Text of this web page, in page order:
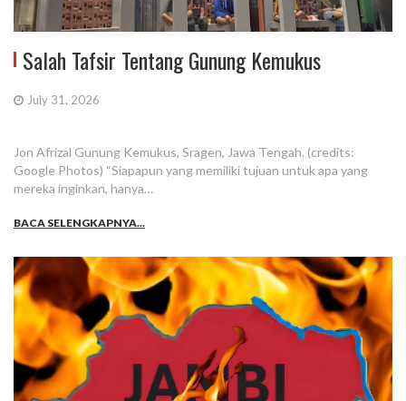
Salah Tafsir Tentang Gunung Kemukus
July 31, 2026
Jon Afrizal Gunung Kemukus, Sragen, Jawa Tengah. (credits:
Google Photos) “Siapapun yang memiliki tujuan untuk apa yang
mereka inginkan, hanya…
BACA SELENGKAPNYA...